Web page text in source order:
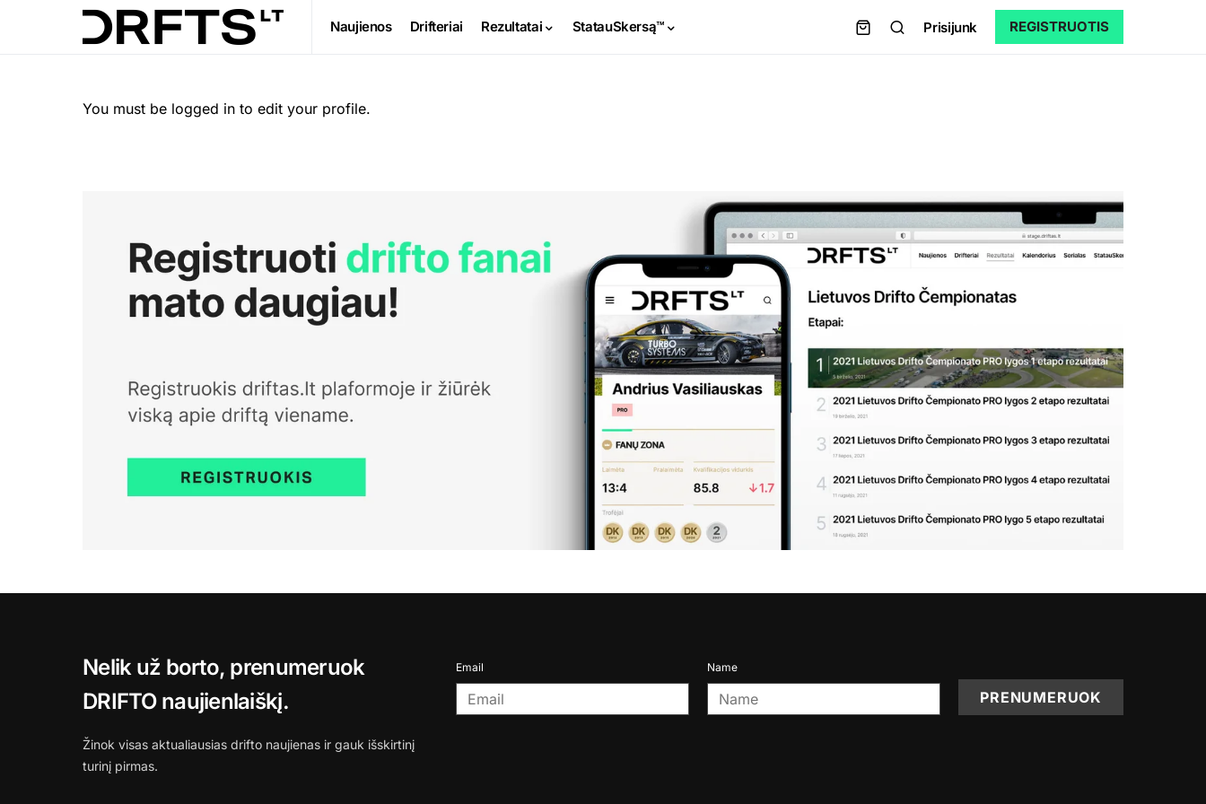
Naujienos Drifteriai Rezultatai StatauSkersą™ Prisijunk REGISTRUOTIS
You must be logged in to edit your profile.
Nelik už borto, prenumeruok
DRIFTO naujienlaiškį.
Žinok visas aktualiausias drifto naujienas ir gauk išskirtinį
turinį pirmas.
Email Name
PRENUMERUOK